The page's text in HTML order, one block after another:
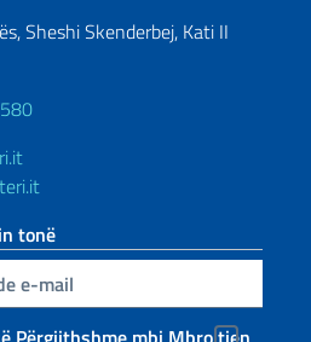
Sheshi Skenderbej, Kati II
tonë